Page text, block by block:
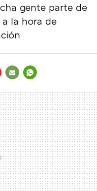
gente parte de
la hora de
MAIL